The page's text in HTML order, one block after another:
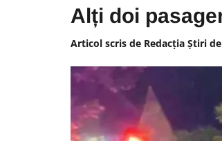
Alți doi
Articol scris de Redacția Știri